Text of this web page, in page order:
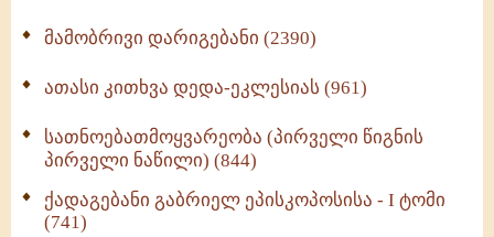
მამობრივი დარიგებანი (2390)
ათასი კითხვა დედა-ეკლესიას (961)
სათნოებათმოყვარეობა (პირველი წიგნის
პირველი ნაწილი) (844)
ქადაგებანი გაბრიელ ეპისკოპოსისა - I ტომი
(741)